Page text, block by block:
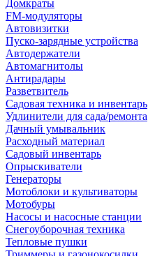
Домкраты
FM-модуляторы
Автовизитки
Пуско-зарядные устройства
Автодержатели
Автомагнитолы
Антирадары
Разветвитель
Садовая техника и инвентарь
Удлинители для сада/ремонта
Дачный умывальник
Расходный материал
Садовый инвентарь
Опрыскиватели
Генераторы
Мотоблоки и культиваторы
Мотобуры
Насосы и насосные станции
Снегоуборочная техника
Тепловые пушки